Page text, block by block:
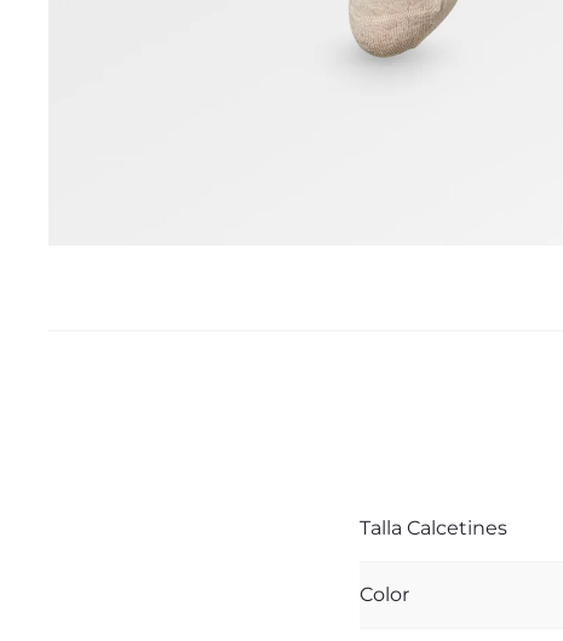
Talla Calcetines
Color